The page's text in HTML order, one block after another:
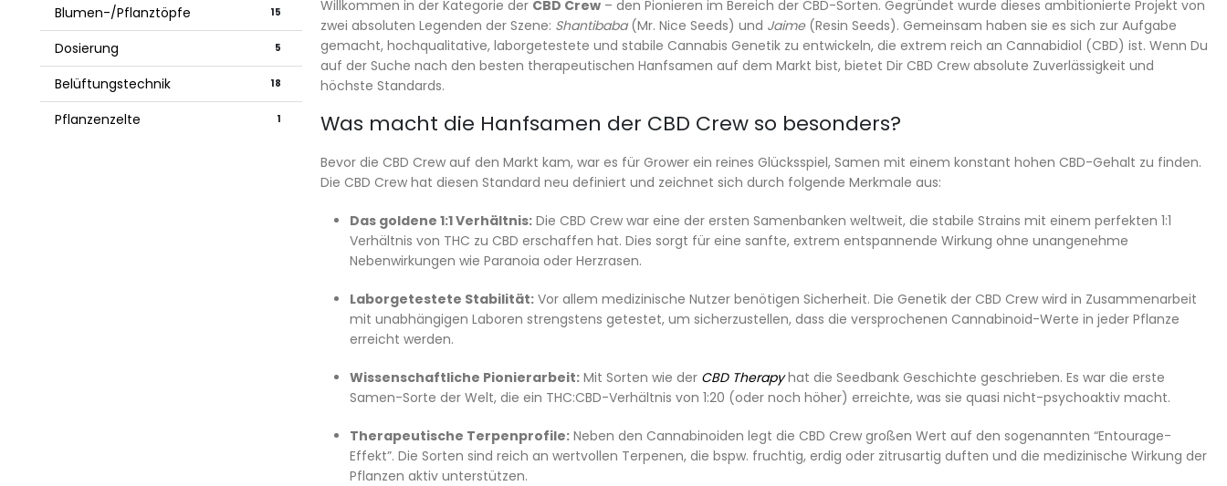
Willkommen in der Kategorie der CBD Crew – den Pionieren im Bereich der CBD-Sorten. Gegründet wurde dieses ambitionierte Projekt von
zwei absoluten Legenden der Szene: Shantibaba(Mr. Nice Seeds) und Jaime(Resin Seeds). Gemeinsam haben sie es sich zur Aufgabe
gemacht, hochqualitative, laborgetestete und stabile Cannabis Genetik zu entwickeln, die extrem reich an Cannabidiol (CBD) ist. Wenn Du
auf der Suche nach den besten therapeutischen Hanfsamen auf dem Markt bist, bietet Dir CBD Crew absolute Zuverlässigkeit und
höchste Standards.
Was macht die Hanfsamen der CBD Crew so besonders?
Bevor die CBD Crew auf den Markt kam, war es für Grower ein reines Glücksspiel, Samen mit einem konstant hohen CBD-Gehalt zu finden.
Die CBD Crew hat diesen Standard neu definiert und zeichnet sich durch folgende Merkmale aus:
Das goldene 1:1 Verhältnis: Die CBD Crew war eine der ersten Samenbanken weltweit, die stabile Strains mit einem perfekten 1:1
Verhältnis von THC zu CBD erschaffen hat. Dies sorgt für eine sanfte, extrem entspannende Wirkung ohne unangenehme
Nebenwirkungen wie Paranoia oder Herzrasen.
Laborgetestete Stabilität: Vor allem medizinische Nutzer benötigen Sicherheit. Die Genetik der CBD Crew wird in Zusammenarbeit
mit unabhängigen Laboren strengstens getestet, um sicherzustellen, dass die versprochenen Cannabinoid-Werte in jeder Pflanze
erreicht werden.
Wissenschaftliche Pionierarbeit: Mit Sorten wie der CBD Therapyhat die Seedbank Geschichte geschrieben. Es war die erste
Samen-Sorte der Welt, die ein THC:CBD-Verhältnis von 1:20 (oder noch höher) erreichte, was sie quasi nicht-psychoaktiv macht.
Therapeutische Terpenprofile: Neben den Cannabinoiden legt die CBD Crew großen Wert auf den sogenannten “Entourage-
Effekt”. Die Sorten sind reich an wertvollen Terpenen, die bspw. fruchtig, erdig oder zitrusartig duften und die medizinische Wirkung der
Pflanzen aktiv unterstützen.
Blumen-/Pflanztöpfe 15
Dosierung 5
Belüftungstechnik 18
Pflanzenzelte 1